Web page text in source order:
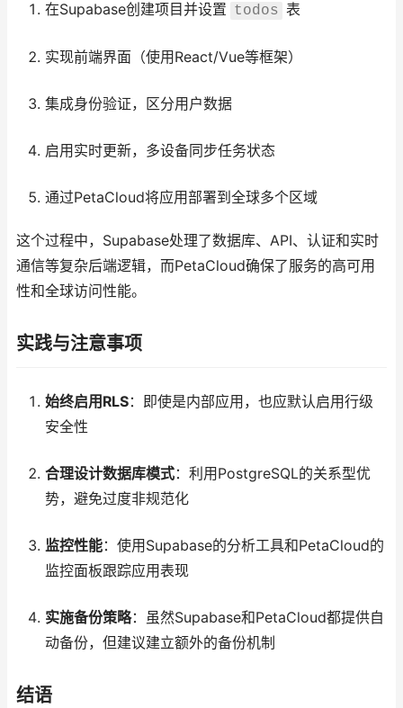
在Supabase创建项目并设置 todos 表
实现前端界面（使用React/Vue等框架）
集成身份验证，区分用户数据
启用实时更新，多设备同步任务状态
通过PetaCloud将应用部署到全球多个区域
这个过程中，Supabase处理了数据库、API、认证和实时
通信等复杂后端逻辑，而PetaCloud确保了服务的高可用
性和全球访问性能。
实践与注意事项
始终启用RLS：即使是内部应用，也应默认启用行级
安全性
合理设计数据库模式：利用PostgreSQL的关系型优
势，避免过度非规范化
监控性能：使用Supabase的分析工具和PetaCloud的
监控面板跟踪应用表现
实施备份策略：虽然Supabase和PetaCloud都提供自
动备份，但建议建立额外的备份机制
结语